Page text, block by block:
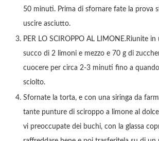
50 minuti. Prima di sfornare fate la prova
uscire asciutto.
PER LO SCIROPPO AL LIMONE.Riunite
succo di 2 limoni e mezzo e 70 g di
cuocere per circa 2-3 minuti fino a
sciolto.
Sfornate la torta, e con una siringa da
tante punture di sciroppo a limone al
vi preoccupate dei buchi, con la glassa